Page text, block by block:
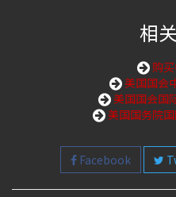
相
购买
美国国会
美国国会国
美国国务院
Facebook